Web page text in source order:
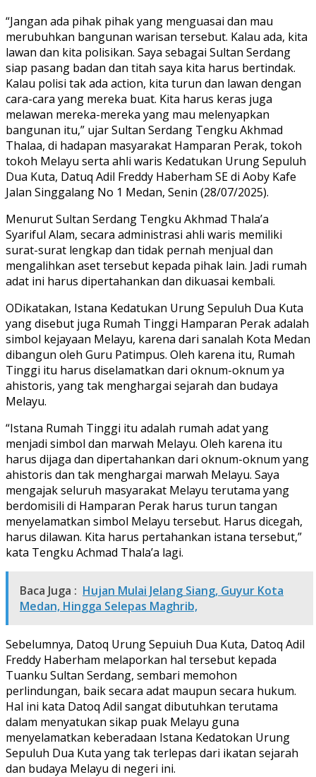
“Jangan ada pihak pihak yang menguasai dan mau
merubuhkan bangunan warisan tersebut. Kalau ada, kita
lawan dan kita polisikan. Saya sebagai Sultan Serdang
siap pasang badan dan titah saya kita harus bertindak.
Kalau polisi tak ada action, kita turun dan lawan dengan
cara-cara yang mereka buat. Kita harus keras juga
melawan mereka-mereka yang mau melenyapkan
bangunan itu,” ujar Sultan Serdang Tengku Akhmad
Thalaa, di hadapan masyarakat Hamparan Perak, tokoh
tokoh Melayu serta ahli waris Kedatukan Urung Sepuluh
Dua Kuta, Datuq Adil Freddy Haberham SE di Aoby Kafe
Jalan Singgalang No 1 Medan, Senin (28/07/2025).
Menurut Sultan Serdang Tengku Akhmad Thala’a
Syariful Alam, secara administrasi ahli waris memiliki
surat-surat lengkap dan tidak pernah menjual dan
mengalihkan aset tersebut kepada pihak lain. Jadi rumah
adat ini harus dipertahankan dan dikuasai kembali.
ODikatakan, Istana Kedatukan Urung Sepuluh Dua Kuta
yang disebut juga Rumah Tinggi Hamparan Perak adalah
simbol kejayaan Melayu, karena dari sanalah Kota Medan
dibangun oleh Guru Patimpus. Oleh karena itu, Rumah
Tinggi itu harus diselamatkan dari oknum-oknum ya
ahistoris, yang tak menghargai sejarah dan budaya
Melayu.
“Istana Rumah Tinggi itu adalah rumah adat yang
menjadi simbol dan marwah Melayu. Oleh karena itu
harus dijaga dan dipertahankan dari oknum-oknum yang
ahistoris dan tak menghargai marwah Melayu. Saya
mengajak seluruh masyarakat Melayu terutama yang
berdomisili di Hamparan Perak harus turun tangan
menyelamatkan simbol Melayu tersebut. Harus dicegah,
harus dilawan. Kita harus pertahankan istana tersebut,”
kata Tengku Achmad Thala’a lagi.
Baca Juga : Hujan Mulai Jelang Siang, Guyur Kota
Medan, Hingga Selepas Maghrib,
Sebelumnya, Datoq Urung Sepuiuh Dua Kuta, Datoq Adil
Freddy Haberham melaporkan hal tersebut kepada
Tuanku Sultan Serdang, sembari memohon
perlindungan, baik secara adat maupun secara hukum.
Hal ini kata Datoq Adil sangat dibutuhkan terutama
dalam menyatukan sikap puak Melayu guna
menyelamatkan keberadaan Istana Kedatokan Urung
Sepuluh Dua Kuta yang tak terlepas dari ikatan sejarah
dan budaya Melayu di negeri ini.